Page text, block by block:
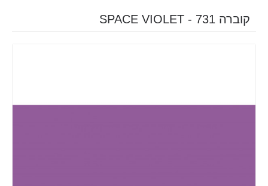
קוברה 731 - SPACE VIOLET